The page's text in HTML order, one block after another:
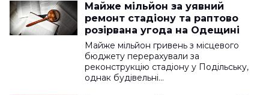
Майже мільйон за уявний
ремонт стадіону та раптово
розірвана угода на Одещині
Майже мільйон гривень з місцевого
бюджету перерахували за
реконструкцію стадіону у Подільську,
однак будівельні…